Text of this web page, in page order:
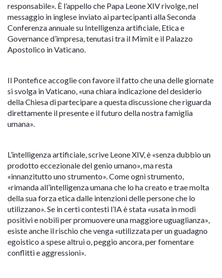
responsabile». È l’appello che Papa Leone XIV rivolge, nel
messaggio in inglese inviato ai partecipanti alla Seconda
Conferenza annuale su Intelligenza artificiale, Etica e
Governance d’impresa, tenutasi tra il Mimit e il Palazzo
Apostolico in Vaticano.
Il Pontefice accoglie con favore il fatto che una delle giornate
si svolga in Vaticano, «una chiara indicazione del desiderio
della Chiesa di partecipare a questa discussione che riguarda
direttamente il presente e il futuro della nostra famiglia
umana».
L’intelligenza artificiale, scrive Leone XIV, è «senza dubbio un
prodotto eccezionale del genio umano», ma resta
«innanzitutto uno strumento». Come ogni strumento,
«rimanda all’intelligenza umana che lo ha creato e trae molta
della sua forza etica dalle intenzioni delle persone che lo
utilizzano». Se in certi contesti l’IA è stata «usata in modi
positivi e nobili per promuovere una maggiore uguaglianza»,
esiste anche il rischio che venga «utilizzata per un guadagno
egoistico a spese altrui o, peggio ancora, per fomentare
conflitti e aggressioni».